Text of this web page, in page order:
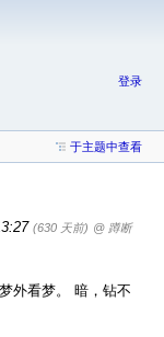
登录
于主题中查看
(630 天前) @ 蹲断
外看梦。 暗，钻不